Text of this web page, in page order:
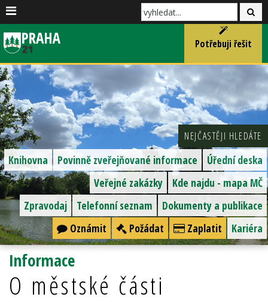
Potřebuji řešit
NEJČASTĚJI HLEDÁTE
Úřední deska
Povinně zveřejňované informace
Knihovna
Kde najdu - mapa MČ
Veřejné zakázky
Dokumenty a publikace
Telefonní seznam
Zpravodaj
Kariéra
Zaplatit
Požádat
Oznámit
Informace
O městské části